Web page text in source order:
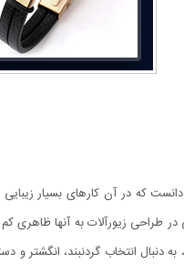
که در آن کارهای بسیار
در طراحی زیورآلات به آنها
به دنبال انتخاب گردنبند،